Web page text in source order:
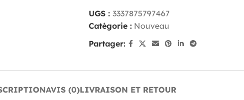
UGS : 3337875797467
Catégorie : Nouveau
Partager:
AVIS (0)LIVRAISON ET RETOUR